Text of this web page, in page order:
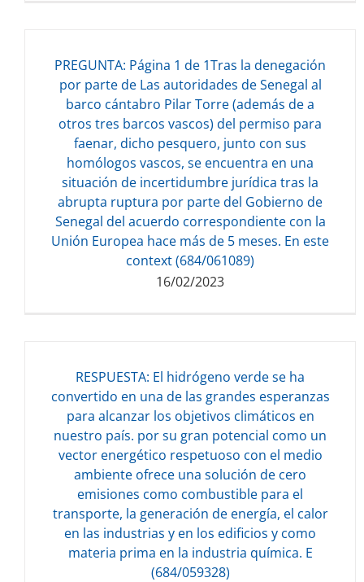
Descarga del documento:
223.70 KB
PREGUNTA: Página 1 de 1Tras la denegación
por parte de Las autoridades de Senegal al
barco cántabro Pilar Torre (además de a
otros tres barcos vascos) del permiso para
faenar, dicho pesquero, junto con sus
homólogos vascos, se encuentra en una
situación de incertidumbre jurídica tras la
abrupta ruptura por parte del Gobierno de
Senegal del acuerdo correspondiente con la
Unión Europea hace más de 5 meses. En este
context (684/061089)
16/02/2023
Descarga del documento:
132.85 KB
RESPUESTA: El hidrógeno verde se ha
convertido en una de las grandes esperanzas
para alcanzar los objetivos climáticos en
nuestro país. por su gran potencial como un
vector energético respetuoso con el medio
ambiente ofrece una solución de cero
emisiones como combustible para el
transporte, la generación de energía, el calor
en las industrias y en los edificios y como
materia prima en la industria química. E
(684/059328)